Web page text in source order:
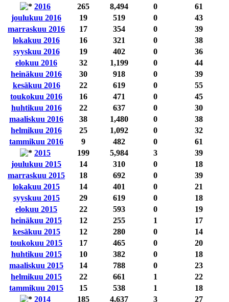
2016
265 8,494 0
61
joulukuu 2016
19 519 0
43
marraskuu 2016
17 354 0
39
lokakuu 2016
16 321 0
38
syyskuu 2016
19 402 0
36
elokuu 2016
32 1,199 0
44
heinäkuu 2016
30 918 0
39
kesäkuu 2016
22 619 0
55
toukokuu 2016
16 471 0
45
huhtikuu 2016
22 637 0
30
maaliskuu 2016
38 1,480 0
38
helmikuu 2016
25 1,092 0
32
tammikuu 2016
9 482 0
61
2015
199 5,984 3
39
joulukuu 2015
14 310 0
18
marraskuu 2015
18 692 0
39
lokakuu 2015
14 401 0
21
syyskuu 2015
29 619 0
18
elokuu 2015
22 593 0
19
heinäkuu 2015
12 255 1
17
kesäkuu 2015
12 280 0
14
toukokuu 2015
17 465 0
20
huhtikuu 2015
10 382 0
18
maaliskuu 2015
14 788 0
23
helmikuu 2015
22 661 1
22
tammikuu 2015
15 538 1
18
2014
185 4,637 3
27